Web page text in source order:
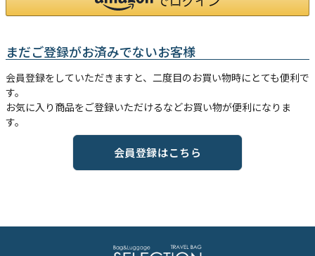
まだご登録がお済みでないお客様
会員登録をしていただきますと、二度目のお買い物時にとても便利で
す。
お気に入り商品をご登録いただけるなどお買い物が便利になりま
す。
会員登録はこちら